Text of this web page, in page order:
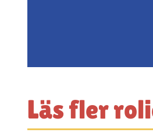
Läs fler